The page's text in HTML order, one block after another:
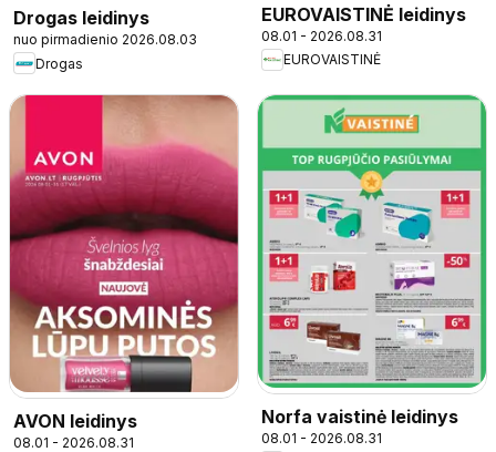
Drogas leidinys
nuo pirmadienio 2026.08.03
Drogas
EUROVAISTINĖ leidinys
08.01 - 2026.08.31
EUROVAISTINĖ
AVON leidinys
08.01 - 2026.08.31
Norfa vaistinė leidinys
08.01 - 2026.08.31